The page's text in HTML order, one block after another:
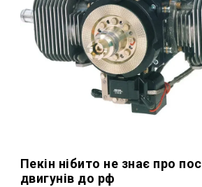
Пекін нібито не знає про
двигунів до рф